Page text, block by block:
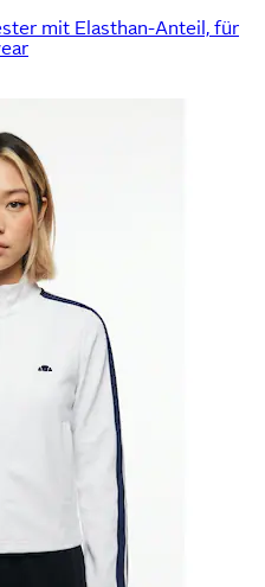
mit Elasthan-Anteil, für